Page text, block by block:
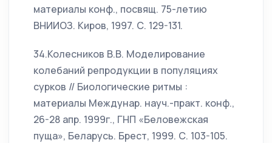
материалы конф., посвящ. 75-летию
ВНИИОЗ. Киров, 1997. С. 129-131.
34.Колесников В.В. Моделирование
колебаний репродукции в популяциях
сурков // Биологические ритмы :
материалы Междунар. науч.-практ. конф.,
26-28 апр. 1999г., ГНП «Беловежская
пуща», Беларусь. Брест, 1999. С. 103-105.